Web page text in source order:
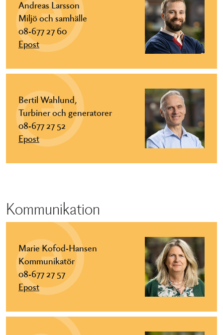
Andreas Larsson
Miljö och samhälle
08-677 27 60
Epost
Bertil Wahlund,
Turbiner och generatorer
08-677 27 52
Epost
Kommunikation
Marie Kofod-Hansen
Kommunikatör
08-677 27 57
Epost